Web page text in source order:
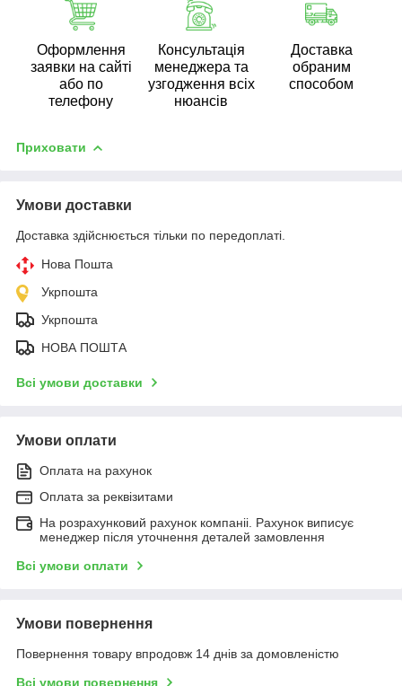
Оформлення
заявки на сайті
або по
телефону
Консультація
менеджера та
узгодження всіх
нюансів
Доставка
обраним
способом
Приховати
Умови доставки
Доставка здійснюється тільки по передоплаті.
Нова Пошта
Укрпошта
Укрпошта
НОВА ПОШТА
Всі умови доставки
Умови оплати
Оплата на рахунок
Оплата за реквізитами
На розрахунковий рахунок компаніі. Рахунок виписує
менеджер після уточнення деталей замовлення
Всі умови оплати
Умови повернення
Повернення товару впродовж 14 днів за домовленістю
Всі умови повернення